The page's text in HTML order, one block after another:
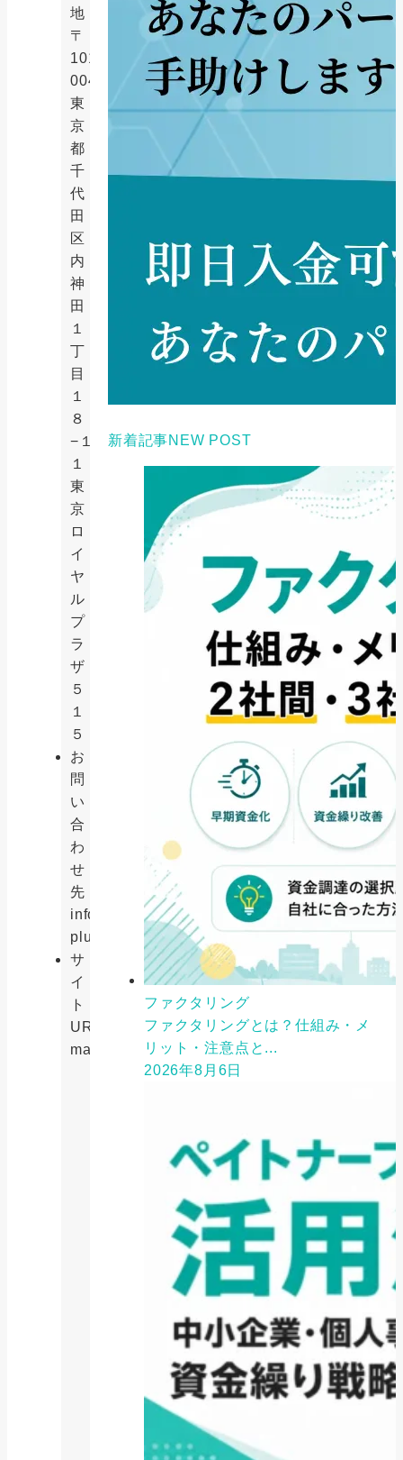
地
〒
101-
0047
東
京
都
千
代
田
区
内
神
田
１
丁
目
１
８
−１
１
東
京
ロ
イ
ヤ
ル
プ
ラ
ザ
５
１
５
お
問
い
合
わ
せ
先
info@cnct-
plus.co.jp
サ
イ
ト
URL
https://money-
map.jp/
新着記事NEW POST
ファクタリング
ファクタリングとは？仕組み・メ
リット・注意点と...
2026年8月6日